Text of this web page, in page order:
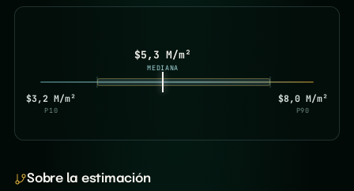
$3,2 M/m²
P10
$5,3 M/m²
MEDIANA
$8,0 M/m²
P90
Sobre la estimación